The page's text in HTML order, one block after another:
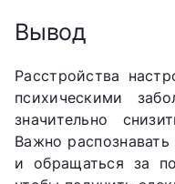
Вывод
Расстройства
психическими
значительно
Важно
и обращаться за